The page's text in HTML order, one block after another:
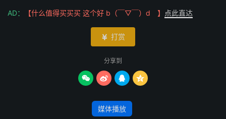
AD： 【什么值得买买买 这个好 b（￣▽￣）d 】 点此直达
 打赏
分享到
   
媒体播放